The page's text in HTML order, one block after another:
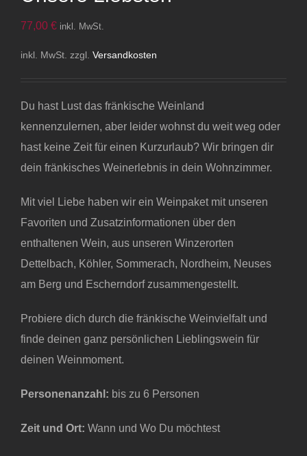
77,00 € inkl. MwSt.
inkl. MwSt. zzgl. Versandkosten
Du hast Lust das fränkische Weinland
kennenzulernen, aber leider wohnst du weit weg oder
hast keine Zeit für einen Kurzurlaub? Wir bringen dir
dein fränkisches Weinerlebnis in dein Wohnzimmer.
Mit viel Liebe haben wir ein Weinpaket mit unseren
Favoriten und Zusatzinformationen über den
enthaltenen Wein, aus unseren Winzerorten
Dettelbach, Köhler, Sommerach, Nordheim, Neuses
am Berg und Escherndorf zusammengestellt.
Probiere dich durch die fränkische Weinvielfalt und
finde deinen ganz persönlichen Lieblingswein für
deinen Weinmoment.
Personenanzahl: bis zu 6 Personen
Zeit und Ort: Wann und Wo Du möchtest